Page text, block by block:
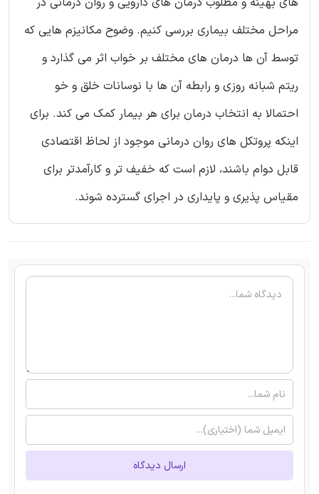
مراحل مختلف بیماری بررسی کنیم. وضوح مکانیزم هایی که
توسط آن ها درمان های مختلف بر خواب اثر می گذارد و
ریتم شبانه روزی و رابطه آن ها با نوسانات خلق و خو
احتمالا به انتخاب درمان برای هر بیمار کمک می کند. برای
اینکه پروتکل های روان درمانی موجود از لحاظ اقتصادی
قابل دوام باشند، لازم است که خفیف تر و کارآمدتر برای
مقیاس پذیری و پایداری در اجرای گسترده شوند.
ارسال دیدگاه